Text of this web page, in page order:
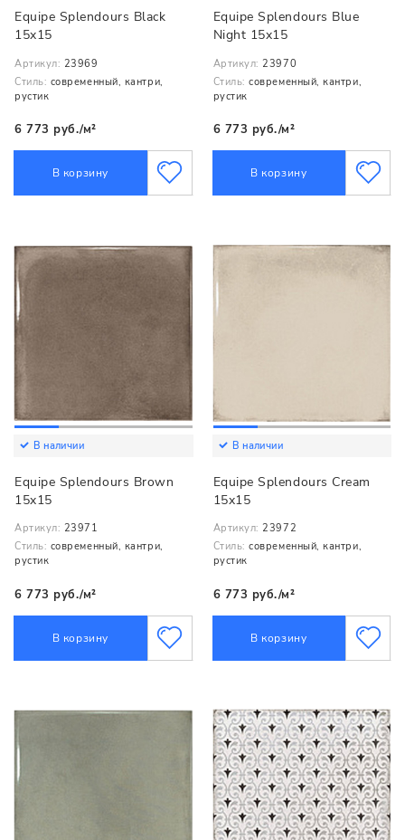
Equipe Splendours Black
15x15
Артикул: 23969
Стиль: современный, кантри,
рустик
6 773 руб./м²
В корзину
Equipe Splendours Blue
Night 15x15
Артикул: 23970
Стиль: современный, кантри,
рустик
6 773 руб./м²
В корзину
В наличии
Equipe Splendours Brown
15x15
Артикул: 23971
Стиль: современный, кантри,
рустик
6 773 руб./м²
В корзину
В наличии
Equipe Splendours Cream
15x15
Артикул: 23972
Стиль: современный, кантри,
рустик
6 773 руб./м²
В корзину